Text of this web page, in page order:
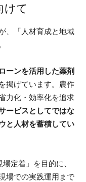
けて
、「人材育成と地域
ーンを活用した薬剤
掲げています。農作
力化・効率化を追求
ービスとしてではな
と人材を蓄積してい
定着」を目的に、
場での実践運用まで